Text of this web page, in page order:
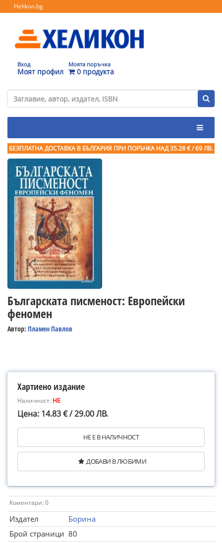
Helikon.bg
Вход
Моят профил
Моята поръчка
0 продукта
БЕЗПЛАТНА ДОСТАВКА В БЪЛГАРИЯ ПРИ ПОРЪЧКА НАД 35.28 € / 69 ЛВ.
Българската писменост: Европейски
феномен
Автор: Пламен Павлов
Хартиено издание
Наличност: НЕ
Цена: 14.83 € / 29.00 ЛВ.
НЕ Е В НАЛИЧНОСТ
ДОБАВИ В ЛЮБИМИ
Коментари: 0
Издател
Борина
Брой страници 80